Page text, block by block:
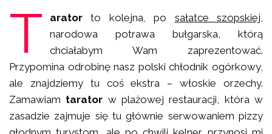
T aratorto kolejna, po sałatce szopskiej
narodowa potrawa bułgarska, którą
chciałabym Wam zaprezentować.
Przypomina odrobinę nasz polski chłodnik ogórkowy,
ale znajdziemy tu coś ekstra – włoskie orzechy.
Zamawiam tarator w plażowej restauracji, która w
zasadzie zajmuje się tu głównie serwowaniem pizzy